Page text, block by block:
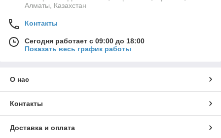
простое подключение и быстрый запуск;
экономичный расход воды;
возможность работы в ограниченном пространстве;
Такие мойки высокого давления подходят для регулярной
Мойки высокого давления PIT
Мойки высокого давления PIT рассчитаны на стабильную
Алматы, Казахстан
Контакты
Сегодня работает с 09:00 до 18:00
Показать весь график работы
О нас
Контакты
Доставка и оплата